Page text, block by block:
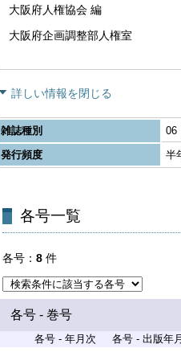
大阪府人権協会 編
大阪府企画調整部人権室
詳しい情報を閉じる
雑誌種別 06
発行頻度
半
各号一覧
各号 8 件
各号 - 巻号
各号 - 年月次 各号 - 出版年